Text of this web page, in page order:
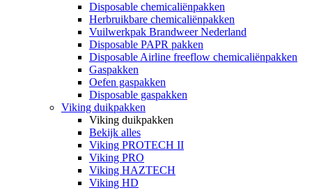
Disposable chemicaliënpakken
Herbruikbare chemicaliënpakken
Vuilwerkpak Brandweer Nederland
Disposable PAPR pakken
Disposable Airline freeflow chemicaliënpakken
Gaspakken
Oefen gaspakken
Disposable gaspakken
Viking duikpakken
Viking duikpakken
Bekijk alles
Viking PROTECH II
Viking PRO
Viking HAZTECH
Viking HD